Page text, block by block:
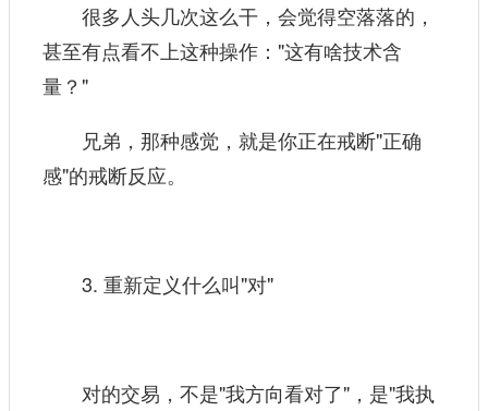
很多人头几次这么干，会觉得空落落的，
甚至有点看不上这种操作："这有啥技术含
量？"
兄弟，那种感觉，就是你正在戒断"正确
感"的戒断反应。
3. 重新定义什么叫"对"
对的交易，不是"我方向看对了"，是"我执